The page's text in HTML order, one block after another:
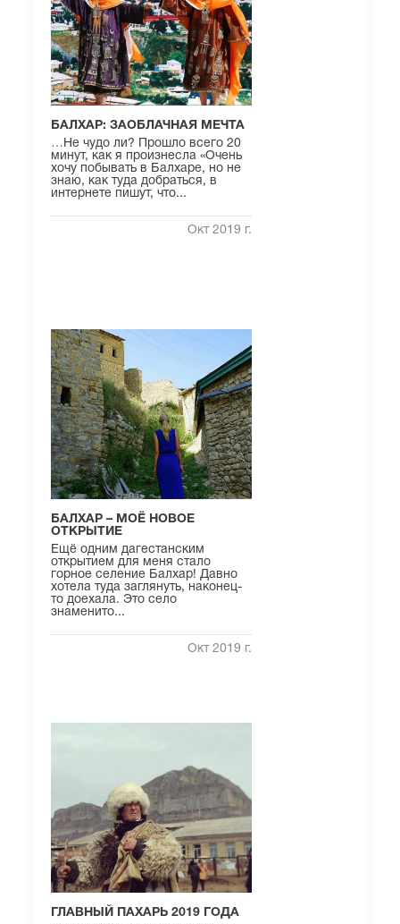
БАЛХАР: ЗАОБЛАЧНАЯ МЕЧТА
…Не чудо ли? Прошло всего 20
минут, как я произнесла «Очень
хочу побывать в Балхаре, но не
знаю, как туда добраться, в
интернете пишут, что...
Окт 2019 г.
БАЛХАР – МОЁ НОВОЕ
ОТКРЫТИЕ
Ещё одним дагестанским
открытием для меня стало
горное селение Балхар! Давно
хотела туда заглянуть, наконец-
то доехала. Это село
знаменито...
Окт 2019 г.
ГЛАВНЫЙ ПАХАРЬ 2019 ГОДА